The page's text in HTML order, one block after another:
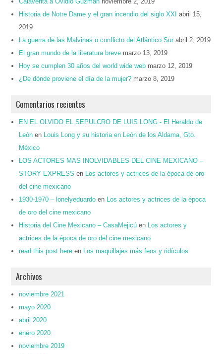
Historia de Notre Dame y el gran incendio del siglo XXI
abril 15,
2019
La guerra de las Malvinas o conflicto del Atlántico Sur abril 2, 2019
El gran mundo de la literatura breve marzo 13, 2019
Hoy se cumplen 30 años del world wide web marzo 12, 2019
¿De dónde proviene el día de la mujer? marzo 8, 2019
Comentarios recientes
EN EL OLVIDO EL SEPULCRO DE LUIS LONG - El Heraldo de
León en
Louis Long y su historia en León de los Aldama, Gto.
México
LOS ACTORES MAS INOLVIDABLES DEL CINE MEXICANO –
STORY EXPRESS en
Los actores y actrices de la época de oro
del cine mexicano
1930-1970 – lonelyeduardo en
Los actores y actrices de la época
de oro del cine mexicano
Historia del Cine Mexicano – CasaMejicú en
Los actores y
actrices de la época de oro del cine mexicano
read this post here en Los maquillajes más feos y ridículos
Archivos
noviembre 2021
mayo 2020
abril 2020
enero 2020
noviembre 2019